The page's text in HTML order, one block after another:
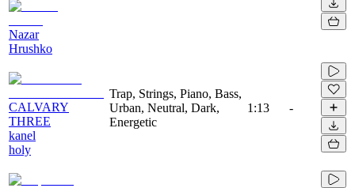
Nazar
Hrushko
CALVARY
THREE
kanel
holy
Trap, Strings, Piano, Bass,
Urban, Neutral, Dark,
Energetic
1:13 -